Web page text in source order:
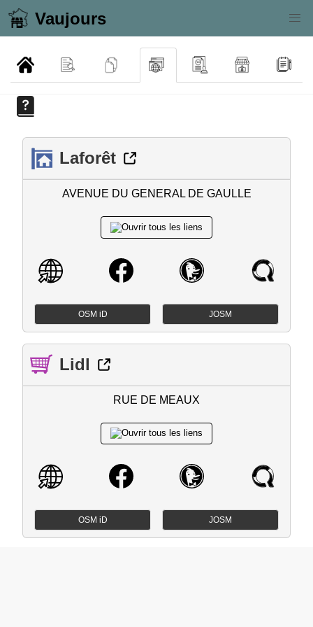
Vaujours
Laforêt
AVENUE DU GENERAL DE GAULLE
OSM iD JOSM
Lidl
RUE DE MEAUX
OSM iD JOSM